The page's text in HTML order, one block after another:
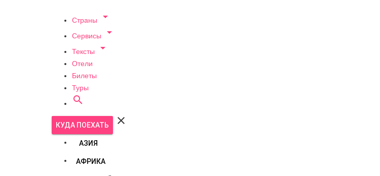
Страны 
Сервисы 
Тексты 
Отели
Билеты
Туры

КУДА ПОЕХАТЬ 
АЗИЯ
АФРИКА